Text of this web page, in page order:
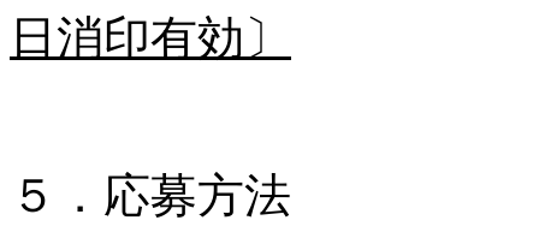
日消印有効〕
５．応募方法